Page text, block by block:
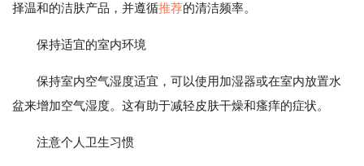
择温和的洁肤产品，并遵循推荐的清洁频率。
保持适宜的室内环境
保持室内空气湿度适宜，可以使用加湿器或在室内放置水
盆来增加空气湿度。这有助于减轻皮肤干燥和瘙痒的症状。
注意个人卫生习惯